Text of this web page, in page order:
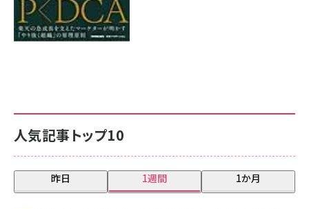
人気記事トップ10
昨日 1週間 1か月